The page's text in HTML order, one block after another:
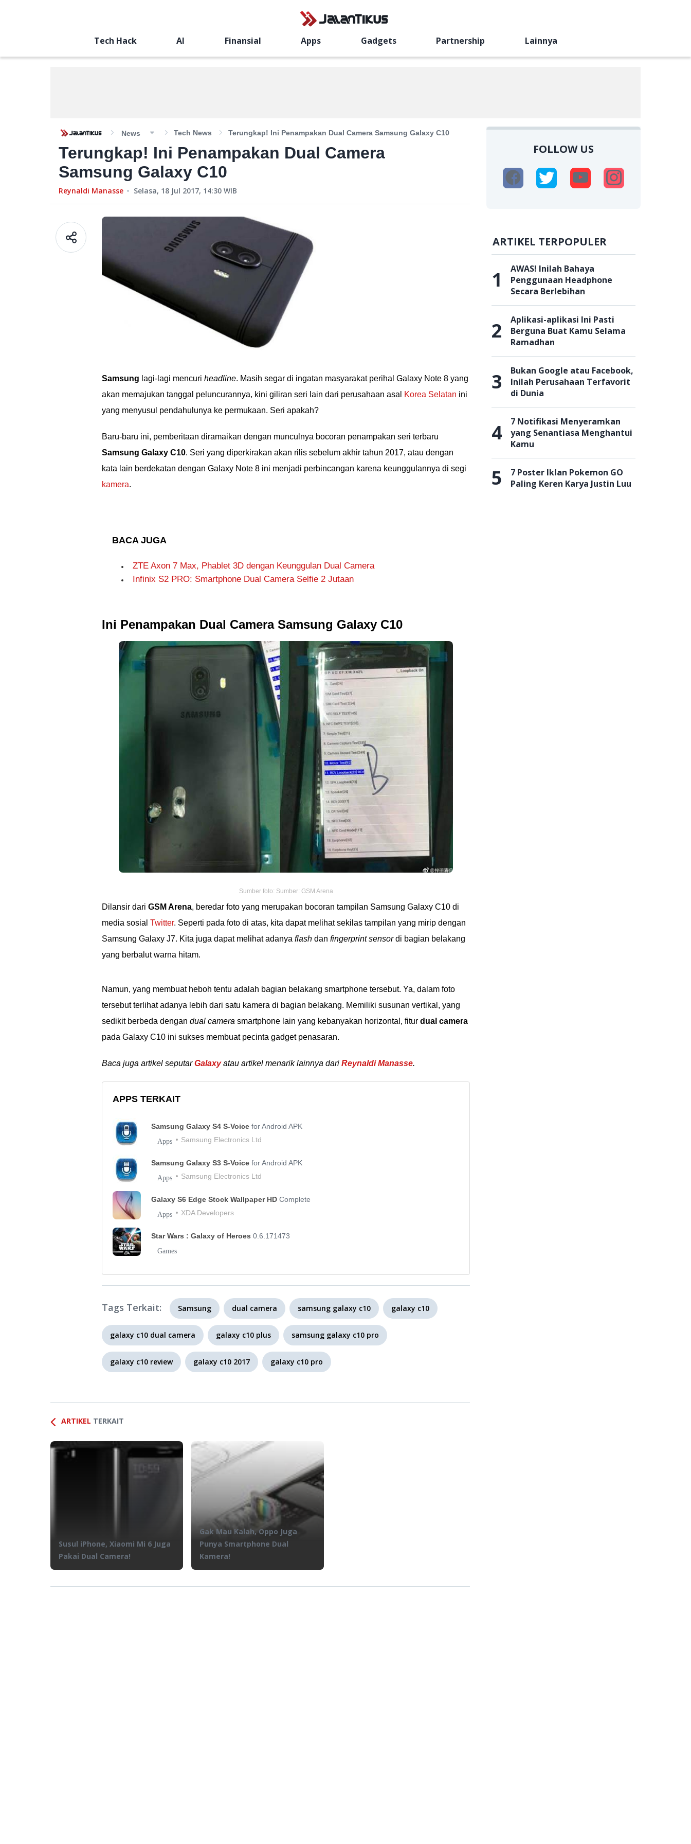
Tech Hack AI Finansial Apps Gadgets Partnership Lainnya
News Tech News Terungkap! Ini Penampakan Dual Camera Samsung Galaxy C10
Terungkap! Ini Penampakan Dual Camera
Samsung Galaxy C10
Reynaldi Manasse Selasa, 18 Jul 2017, 14:30 WIB
Samsung lagi-lagi mencuri headline. Masih segar di ingatan masyarakat perihal Galaxy Note 8 yang
akan memajukan tanggal peluncurannya, kini giliran seri lain dari perusahaan asal
Korea Selatan ini
yang menyusul pendahulunya ke permukaan. Seri apakah?
Baru-baru ini, pemberitaan diramaikan dengan munculnya bocoran penampakan seri terbaru
Samsung Galaxy C10. Seri yang diperkirakan akan rilis sebelum akhir tahun 2017, atau dengan
kata lain berdekatan dengan Galaxy Note 8 ini menjadi perbincangan karena keunggulannya di segi
kamera.
BACA JUGA
ZTE Axon 7 Max, Phablet 3D dengan Keunggulan Dual Camera
Infinix S2 PRO: Smartphone Dual Camera Selfie 2 Jutaan
Ini Penampakan Dual Camera Samsung Galaxy C10
Sumber foto: Sumber: GSM Arena
Dilansir dari GSM Arena, beredar foto yang merupakan bocoran tampilan Samsung Galaxy C10 di
media sosial Twitter. Seperti pada foto di atas, kita dapat melihat sekilas tampilan yang mirip dengan
Samsung Galaxy J7. Kita juga dapat melihat adanya flash dan fingerprint sensordi bagian belakang
yang berbalut warna hitam.
Namun, yang membuat heboh tentu adalah bagian belakang smartphone tersebut. Ya, dalam foto
tersebut terlihat adanya lebih dari satu kamera di bagian belakang. Memiliki susunan vertikal, yang
sedikit berbeda dengan dual camera smartphone lain yang kebanyakan horizontal, fitur dual camera
pada Galaxy C10 ini sukses membuat pecinta gadget penasaran.
Baca juga artikel seputarGalaxyatau artikel menarik lainnya dari Reynaldi Manasse.
APPS TERKAIT
Samsung Galaxy S4 S-Voice for Android APK
Apps Samsung Electronics Ltd
Samsung Galaxy S3 S-Voice for Android APK
Apps Samsung Electronics Ltd
Galaxy S6 Edge Stock Wallpaper HD Complete
Apps XDA Developers
Star Wars : Galaxy of Heroes 0.6.171473
Games
Tags Terkait: Samsung dual camera samsung galaxy c10 galaxy c10
galaxy c10 dual camera galaxy c10 plus samsung galaxy c10 pro
galaxy c10 review galaxy c10 2017 galaxy c10 pro
ARTIKEL TERKAIT
Susul iPhone, Xiaomi Mi 6 Juga
Pakai Dual Camera!
Gak Mau Kalah, Oppo Juga
Punya Smartphone Dual
Kamera!
FOLLOW US
ARTIKEL TERPOPULER
1
AWAS! Inilah Bahaya
Penggunaan Headphone
Secara Berlebihan
2
Aplikasi-aplikasi Ini Pasti
Berguna Buat Kamu Selama
Ramadhan
3
Bukan Google atau Facebook,
Inilah Perusahaan Terfavorit
di Dunia
4
7 Notifikasi Menyeramkan
yang Senantiasa Menghantui
Kamu
5
7 Poster Iklan Pokemon GO
Paling Keren Karya Justin Luu